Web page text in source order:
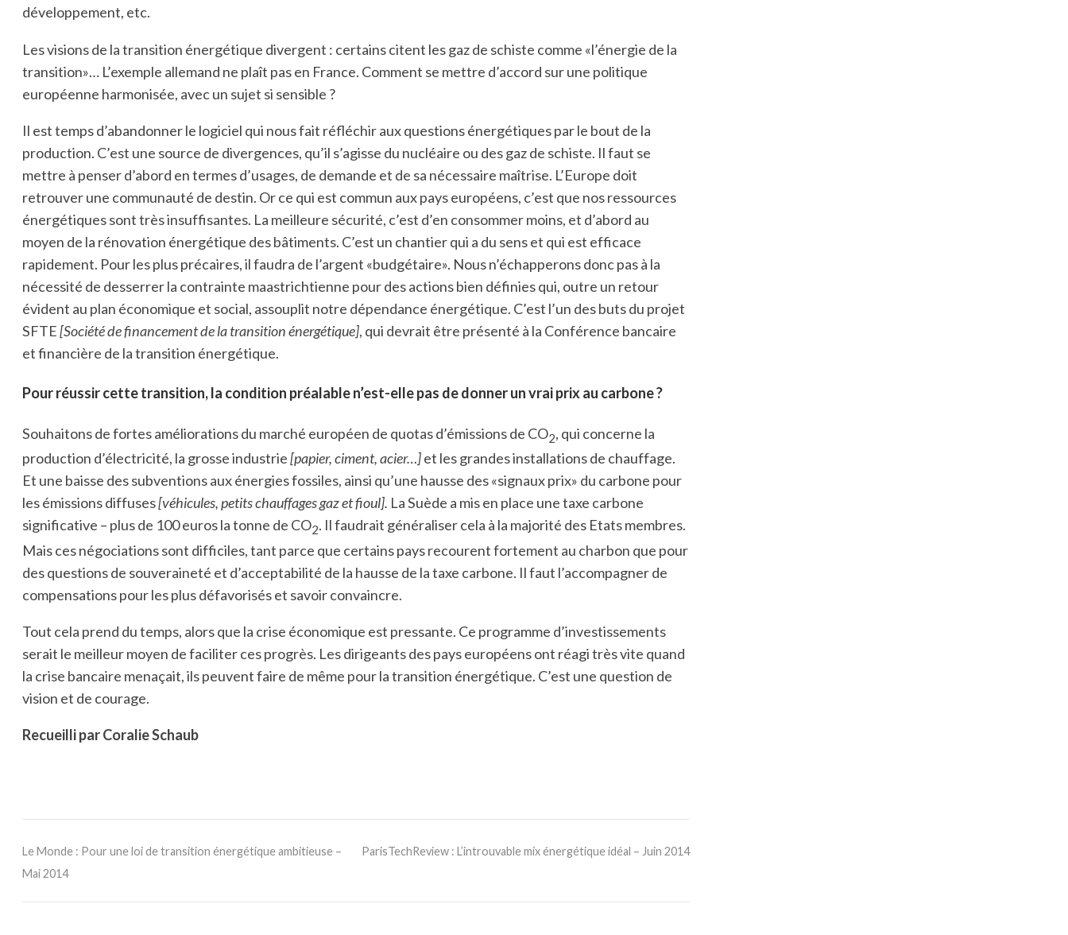
développement, etc.
Les visions de la transition énergétique divergent : certains citent les gaz de schiste comme «l’énergie de la
transition»… L’exemple allemand ne plaît pas en France. Comment se mettre d’accord sur une politique
européenne harmonisée, avec un sujet si sensible ?
Il est temps d’abandonner le logiciel qui nous fait réfléchir aux questions énergétiques par le bout de la
production. C’est une source de divergences, qu’il s’agisse du nucléaire ou des gaz de schiste. Il faut se
mettre à penser d’abord en termes d’usages, de demande et de sa nécessaire maîtrise. L’Europe doit
retrouver une communauté de destin. Or ce qui est commun aux pays européens, c’est que nos ressources
énergétiques sont très insuffisantes. La meilleure sécurité, c’est d’en consommer moins, et d’abord au
moyen de la rénovation énergétique des bâtiments. C’est un chantier qui a du sens et qui est efficace
rapidement. Pour les plus précaires, il faudra de l’argent «budgétaire». Nous n’échapperons donc pas à la
nécessité de desserrer la contrainte maastrichtienne pour des actions bien définies qui, outre un retour
évident au plan économique et social, assouplit notre dépendance énergétique. C’est l’un des buts du projet
SFTE[Société de financement de la transition énergétique], qui devrait être présenté à la Conférence bancaire
et financière de la transition énergétique.
Pour réussir cette transition, la condition préalable n’est-elle pas de donner un vrai prix au carbone ?
Souhaitons de fortes améliorations du marché européen de quotas d’émissions de CO2, qui concerne la
production d’électricité, la grosse industrie[papier, ciment, acier…]et les grandes installations de chauffage.
Et une baisse des subventions aux énergies fossiles, ainsi qu’une hausse des «signaux prix» du carbone pour
les émissions diffuses[véhicules, petits chauffages gaz et fioul]. La Suède a mis en place une taxe carbone
significative – plus de 100 euros la tonne de CO2. Il faudrait généraliser cela à la majorité des Etats membres.
Mais ces négociations sont difficiles, tant parce que certains pays recourent fortement au charbon que pour
des questions de souveraineté et d’acceptabilité de la hausse de la taxe carbone. Il faut l’accompagner de
compensations pour les plus défavorisés et savoir convaincre.
Tout cela prend du temps, alors que la crise économique est pressante. Ce programme d’investissements
serait le meilleur moyen de faciliter ces progrès. Les dirigeants des pays européens ont réagi très vite quand
la crise bancaire menaçait, ils peuvent faire de même pour la transition énergétique. C’est une question de
vision et de courage.
Recueilli par Coralie Schaub
Le Monde : Pour une loi de transition énergétique ambitieuse –
Mai 2014
ParisTechReview : L’introuvable mix énergétique idéal – Juin 2014